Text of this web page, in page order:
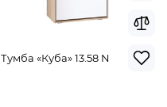
Тумба «Куба» 13.58 N